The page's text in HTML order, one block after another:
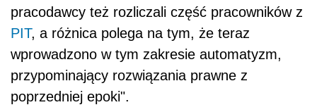
pracodawcy też rozliczali część pracowników z
PIT, a różnica polega na tym, że teraz
wprowadzono w tym zakresie automatyzm,
przypominający rozwiązania prawne z
poprzedniej epoki".